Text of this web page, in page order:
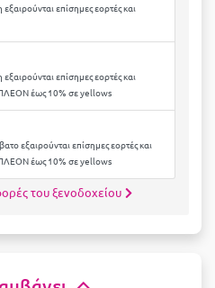
επίσημες εορτές και
επίσημες εορτές και
έως 10% σε yellows
εξαιρούνται επίσημες εορτές και
έως 10% σε yellows
του ξενοδοχείου